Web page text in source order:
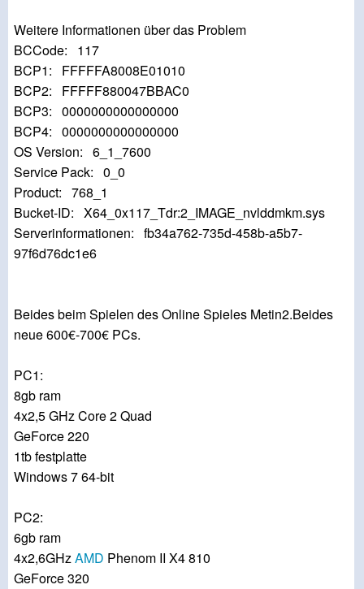
Weitere Informationen über das Problem
BCCode: 117
BCP1: FFFFFA8008E01010
BCP2: FFFFF880047BBAC0
BCP3: 0000000000000000
BCP4: 0000000000000000
OS Version: 6_1_7600
Service Pack: 0_0
Product: 768_1
Bucket-ID: X64_0x117_Tdr:2_IMAGE_nvlddmkm.sys
Serverinformationen: fb34a762-735d-458b-a5b7-
97f6d76dc1e6
Beides beim Spielen des Online Spieles Metin2.Beides
neue 600€-700€ PCs.
PC1:
8gb ram
4x2,5 GHz Core 2 Quad
GeForce 220
1tb festplatte
Windows 7 64-bit
PC2:
6gb ram
4x2,6GHzAMD Phenom II X4 810
GeForce 320